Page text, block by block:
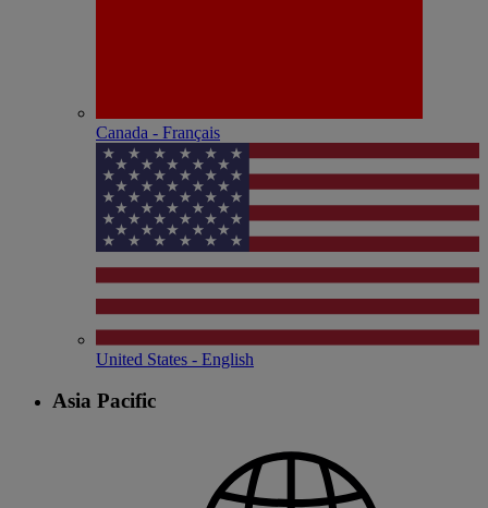
Canada - Français
United States - English
Asia Pacific